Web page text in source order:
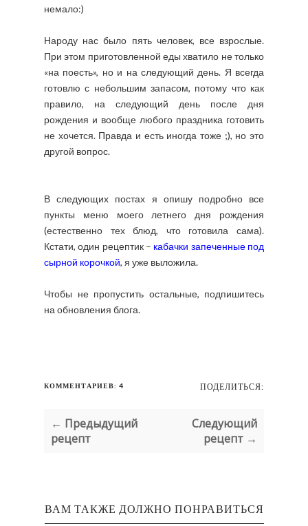
немало:)
Народу нас было пять человек, все взрослые.
При этом приготовленной еды хватило не только
«на поесть», но и на следующий день. Я всегда
готовлю с небольшим запасом, потому что как
правило, на следующий день после дня
рождения и вообще любого праздника готовить
не хочется. Правда и есть иногда тоже ;), но это
другой вопрос.
В следующих постах я опишу подробно все
пункты меню моего летнего дня рождения
(естественно тех блюд, что готовила сама).
Кстати, один рецептик – кабачки запеченные под
сырной корочкой, я уже выложила.
Чтобы не пропустить остальные, подпишитесь
на обновления блога.
КОММЕНТАРИЕВ: 4 ПОДЕЛИТЬСЯ:
← Предыдущий
рецепт
Следующий
рецепт →
ВАМ ТАКЖЕ ДОЛЖНО ПОНРАВИТЬСЯ